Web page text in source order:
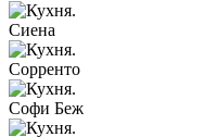
Сиена
Сорренто
Софи Беж